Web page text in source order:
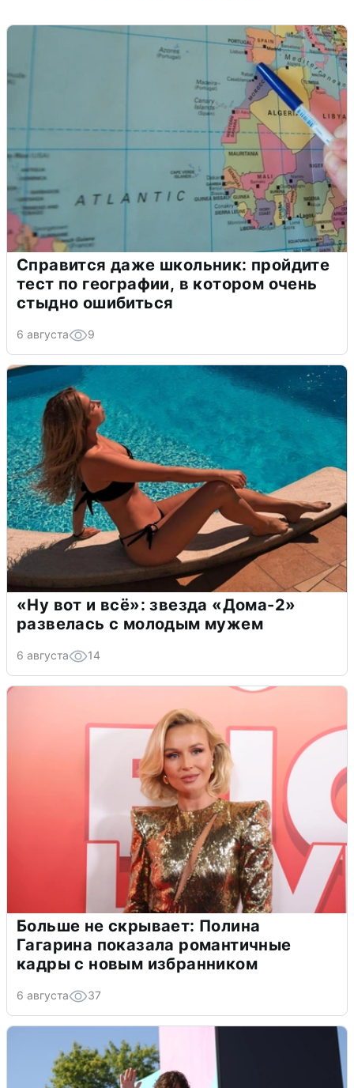
Справится даже школьник: пройдите
тест по географии, в котором очень
стыдно ошибиться
6 августа 9
«Ну вот и всё»: звезда «Дома-2»
развелась с молодым мужем
6 августа 14
Больше не скрывает: Полина
Гагарина показала романтичные
кадры с новым избранником
6 августа 37